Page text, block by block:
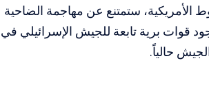
الأمريكية، ستمتنع عن مهاجمة الضاحية
قوات برية تابعة للجيش الإسرائيلي في
حالياً.